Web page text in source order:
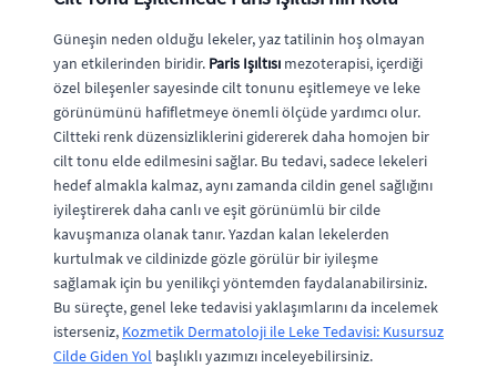
Güneşin neden olduğu lekeler, yaz tatilinin hoş olmayan
yan etkilerinden biridir. Paris Işıltısı mezoterapisi, içerdiği
özel bileşenler sayesinde cilt tonunu eşitlemeye ve leke
görünümünü hafifletmeye önemli ölçüde yardımcı olur.
Ciltteki renk düzensizliklerini gidererek daha homojen bir
cilt tonu elde edilmesini sağlar. Bu tedavi, sadece lekeleri
hedef almakla kalmaz, aynı zamanda cildin genel sağlığını
iyileştirerek daha canlı ve eşit görünümlü bir cilde
kavuşmanıza olanak tanır. Yazdan kalan lekelerden
kurtulmak ve cildinizde gözle görülür bir iyileşme
sağlamak için bu yenilikçi yöntemden faydalanabilirsiniz.
Bu süreçte, genel leke tedavisi yaklaşımlarını da incelemek
isterseniz, Kozmetik Dermatoloji ile Leke Tedavisi: Kusursuz
Cilde Giden Yol başlıklı yazımızı inceleyebilirsiniz.